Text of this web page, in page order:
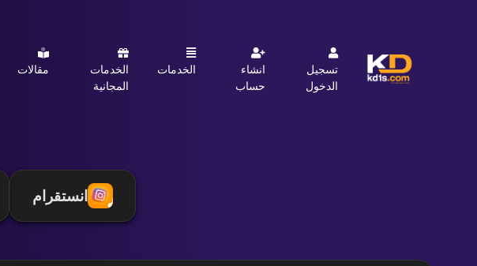
تسجيل
الدخول
انشاء
حساب
الخدمات
الخدمات
المجانية
مقالات
انستقرام